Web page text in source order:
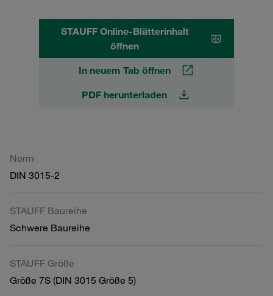
STAUFF Online-Blätterinhalt
öffnen
In neuem Tab öffnen
PDF herunterladen
Norm
DIN 3015-2
STAUFF Baureihe
Schwere Baureihe
STAUFF Größe
Größe 7S (DIN 3015 Größe 5)